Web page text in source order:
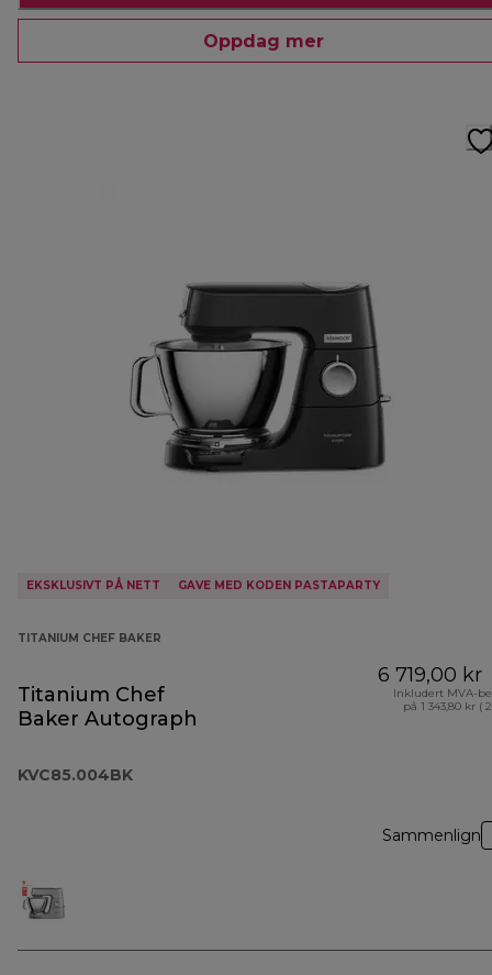
Oppdag mer
EKSKLUSIVT PÅ NETT GAVE MED KODEN PASTAPARTY
TITANIUM CHEF BAKER
Titanium Chef
Baker Autograph
KVC85.004BK
6 719,00 kr
Inkludert MVA-
på 1 343,80 kr (
Sammenlign